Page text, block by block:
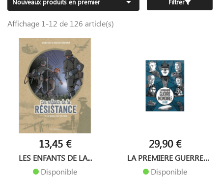
Nouveaux produits en premier Filtrer
Affichage 1-12 de 126 article(s)
13,45 €
LES ENFANTS DE LA...
Disponible
29,90 €
LA PREMIERE GUERRE
Disponible